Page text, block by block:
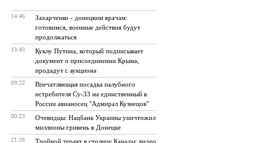
14:46
Захарченко - донецким врачам:
готовимся, военные действия будут
продолжаться
13:43
Куклу Путина, который подписывает
документ о присоединении Крыма,
продадут с аукциона
09:22
Впечатляющая посадка палубного
истребителя Су-33 на единственный в
России авианосец "Адмирал Кузнецов"
00:23
Очевидцы: Нацбанк Украины уничтожил
миллионы гривень в Донецке
21:26 Тройной теракт в столице Канады: видео